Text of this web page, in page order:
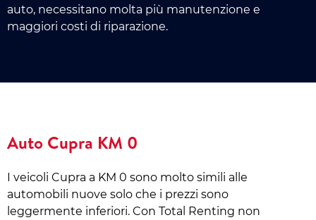
auto, necessitano molta più manutenzione e
maggiori costi di riparazione.
Auto Cupra KM 0
I veicoli Cupra a KM 0 sono molto simili alle
automobili nuove solo che i prezzi sono
leggermente inferiori. Con Total Renting non